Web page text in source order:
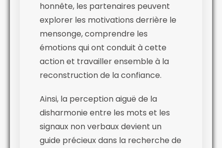
honnête, les partenaires peuvent
explorer les motivations derrière le
mensonge, comprendre les
émotions qui ont conduit à cette
action et travailler ensemble à la
reconstruction de la confiance.
Ainsi, la perception aiguë de la
disharmonie entre les mots et les
signaux non verbaux devient un
guide précieux dans la recherche de